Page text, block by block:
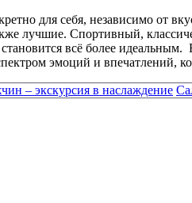
для себя, независимо от
лучшие. Спортивный,
всё более
эмоций и впечатлений,
– экскурсия в наслаждение